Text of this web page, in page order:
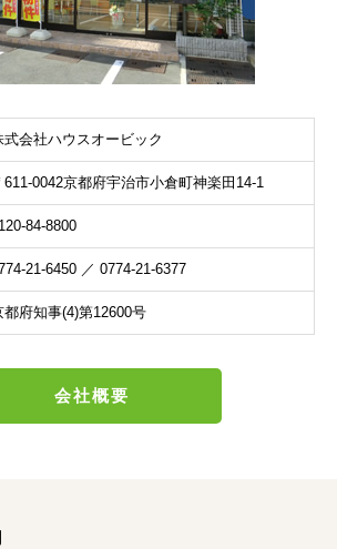
式会社ハウスオービック
611-0042京都府宇治市小倉町神楽田14-1
84-8800
21-6450 ／ 0774-21-6377
都府知事(4)第12600号
会社概要